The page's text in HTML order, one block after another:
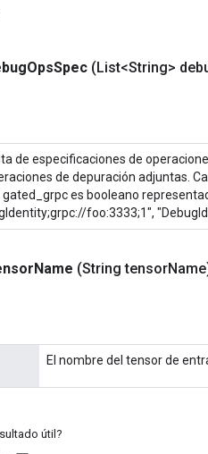
OpsSpec (List<String>
de especificaciones de
de depuración adjuntas.
gated_grpc es booleano
foo:3333;1",
Name (String tensor
El nombre del tensor de
útil?